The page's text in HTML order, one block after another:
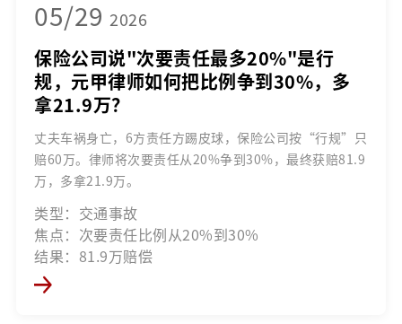
05/29 2026
保险公司说"次要责任最多20%"是行
规，元甲律师如何把比例争到30%，多
拿21.9万？
丈夫车祸身亡，6方责任方踢皮球，保险公司按“行规”只
赔60万。律师将次要责任从20%争到30%，最终获赔81.9
万，多拿21.9万。
类型：交通事故
焦点：次要责任比例从20%到30%
结果：81.9万赔偿